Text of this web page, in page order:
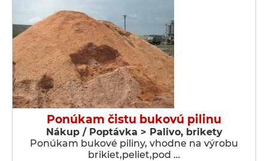
Ponúkam čistu bukovú pilinu
Nákup / Poptávka > Palivo, brikety
Ponúkam bukové piliny, vhodne na výrobu
brikiet,peliet,pod …